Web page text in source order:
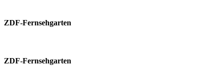
ZDF-Fernsehgarten
ZDF-Fernsehgarten